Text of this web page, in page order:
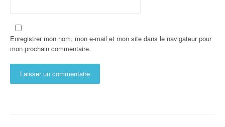
Enregistrer mon nom, mon e-mail et mon site dans le navigateur pour
mon prochain commentaire.